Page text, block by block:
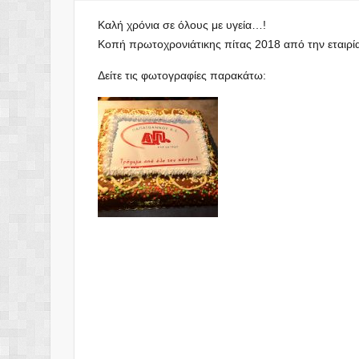
Καλή χρόνια σε όλους με υγεία…!
Κοπή πρωτοχρονιάτικης πίτας 2018 από την
Δείτε τις φωτογραφίες παρακάτω: